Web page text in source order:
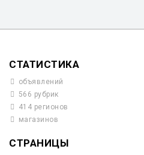
СТАТИСТИКА
объявлений
566 рубрик
414 регионов
магазинов
СТРАНИЦЫ